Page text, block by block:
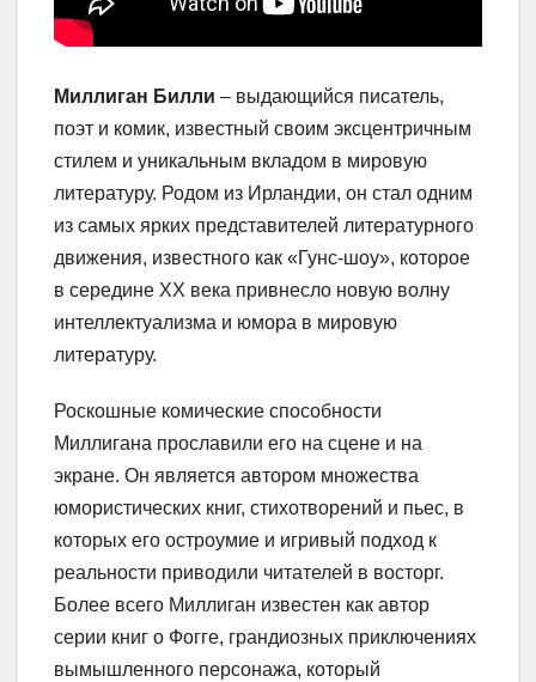
Миллиган Билли – выдающийся писатель,
поэт и комик, известный своим эксцентричным
стилем и уникальным вкладом в мировую
литературу. Родом из Ирландии, он стал одним
из самых ярких представителей литературного
движения, известного как «Гунс-шоу», которое
в середине XX века привнесло новую волну
интеллектуализма и юмора в мировую
литературу.
Роскошные комические способности
Миллигана прославили его на сцене и на
экране. Он является автором множества
юмористических книг, стихотворений и пьес, в
которых его остроумие и игривый подход к
реальности приводили читателей в восторг.
Более всего Миллиган известен как автор
серии книг о Фогге, грандиозных приключениях
вымышленного персонажа, который